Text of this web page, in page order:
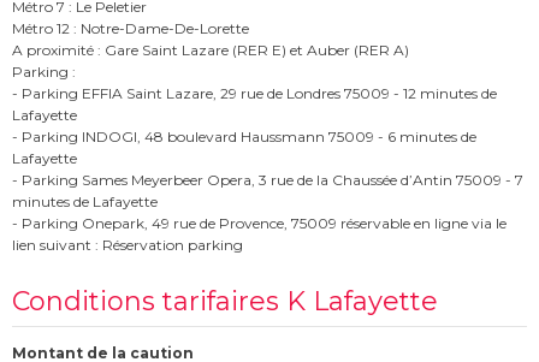
Métro 7 : Le Peletier
Métro 12 : Notre-Dame-De-Lorette
A proximité : Gare Saint Lazare (RER E) et Auber (RER A)
Parking :
- Parking EFFIA Saint Lazare, 29 rue de Londres 75009 - 12 minutes de
Lafayette
- Parking INDOGI, 48 boulevard Haussmann 75009 - 6 minutes de
Lafayette
- Parking Sames Meyerbeer Opera, 3 rue de la Chaussée d’Antin 75009 - 7
minutes de Lafayette
- Parking Onepark, 49 rue de Provence, 75009 réservable en ligne via le
lien suivant : Réservation parking
Conditions tarifaires K Lafayette
Montant de la caution